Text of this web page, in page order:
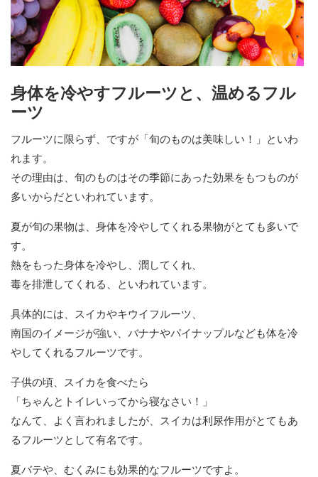
身体を冷やすフルーツと、温めるフル
ーツ
フルーツに限らず、ですが「旬のものは美味しい！」といわ
れます。
その理由は、旬のものはその季節にあった効果をもつものが
多いからだといわれています。
夏が旬の果物は、身体を冷やしてくれる果物がとても多いで
す。
熱をもった身体を冷やし、潤してくれ、
毒を排泄してくれる、といわれています。
具体的には、スイカやキウイフルーツ、
南国のイメージが強い、バナナやパイナップルなども体を冷
やしてくれるフルーツです。
子供の頃、スイカを食べたら
「ちゃんとトイレいってから寝なさい！」
なんて、よく言われましたが、スイカは利尿作用がとてもあ
るフルーツとして有名です。
夏バテや、むくみにも効果的なフルーツですよ。